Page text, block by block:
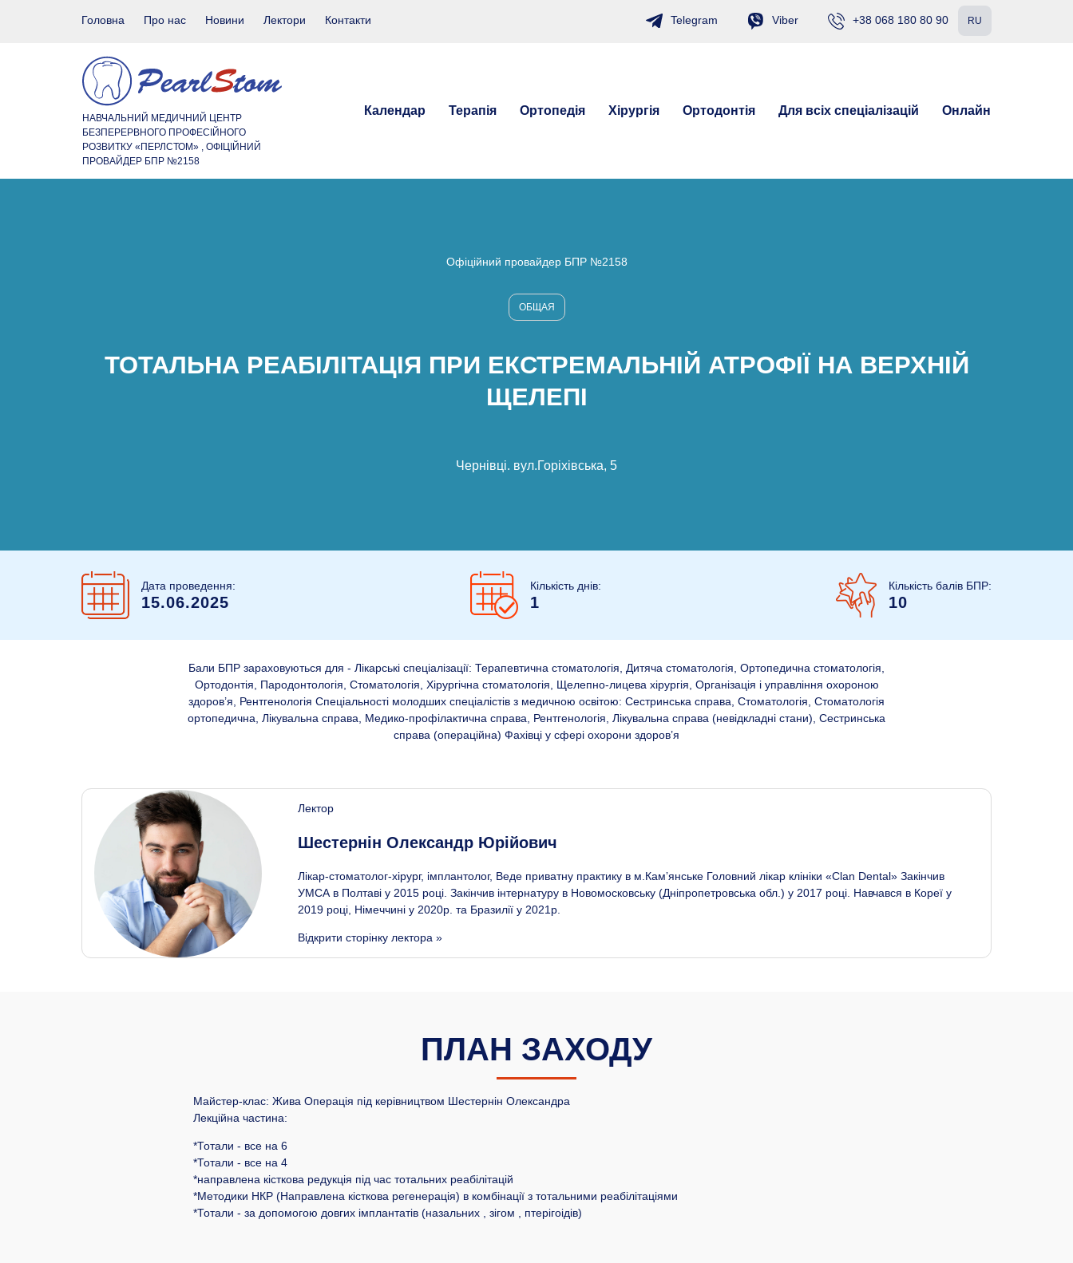
Головна Про нас Новини Лектори Контакти Telegram Viber +38 068 180 80 90 RU
НАВЧАЛЬНИЙ МЕДИЧНИЙ ЦЕНТР
БЕЗПЕРЕРВНОГО ПРОФЕСІЙНОГО
РОЗВИТКУ «ПЕРЛСТОМ» , ОФІЦІЙНИЙ
ПРОВАЙДЕР БПР №2158
Календар Терапія Ортопедія Хірургія Ортодонтія Для всіх спеціалізацій Онлайн
Офіційний провайдер БПР №2158
ОБЩАЯ
ТОТАЛЬНА РЕАБІЛІТАЦІЯ ПРИ ЕКСТРЕМАЛЬНІЙ АТРОФІЇ НА ВЕРХНІЙ
ЩЕЛЕПІ
Чернівці. вул.Горіхівська, 5
Дата проведення:
15.06.2025
Кількість днів:
1
Кількість балів БПР:
10
Бали БПР зараховуються для - Лікарські спеціалізації: Терапевтична стоматологія, Дитяча стоматологія, Ортопедична стоматологія,
Ортодонтія, Пародонтологія, Стоматологія, Хірургічна стоматологія, Щелепно-лицева хірургія, Організація і управління охороною
здоров’я, Рентгенологія Спеціальності молодших спеціалістів з медичною освітою: Сестринська справа, Стоматологія, Стоматологія
ортопедична, Лікувальна справа, Медико-профілактична справа, Рентгенологія, Лікувальна справа (невідкладні стани), Сестринська
справа (операційна) Фахівці у сфері охорони здоров’я
Лектор
Шестернін Олександр Юрійович
Лікар-стоматолог-хірург, імплантолог, Веде приватну практику в м.Камʼянське Головний лікар клініки «Clan Dental» Закінчив
УМСА в Полтаві у 2015 році. Закінчив інтернатуру в Новомосковську (Дніпропетровська обл.) у 2017 році. Навчався в Кореї у
2019 році, Німеччині у 2020р. та Бразилії у 2021р.
Відкрити сторінку лектора »
ПЛАН ЗАХОДУ
Майстер-клас: Жива Операція під керівництвом Шестернін Олександра
Лекційна частина:
*Тотали - все на 6
*Тотали - все на 4
*направлена кісткова редукція під час тотальних реабілітацій
*Методики НКР (Направлена кісткова регенерація) в комбінації з тотальними реабілітаціями
*Тотали - за допомогою довгих імплантатів (назальних , зігом , птерігоідів)